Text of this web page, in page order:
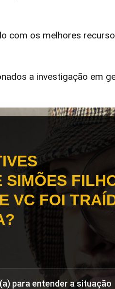
com os melhores
a investigação em
SIMÕES
VC FOI
para entender a situação